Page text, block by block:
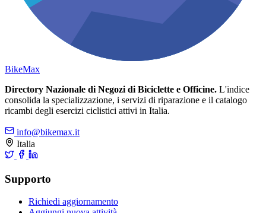
BikeMax
Directory Nazionale di Negozi di Biciclette e Officine. L'indice
consolida la specializzazione, i servizi di riparazione e il catalogo
ricambi degli esercizi ciclistici attivi in Italia.
info@bikemax.it
Italia
Supporto
Richiedi aggiornamento